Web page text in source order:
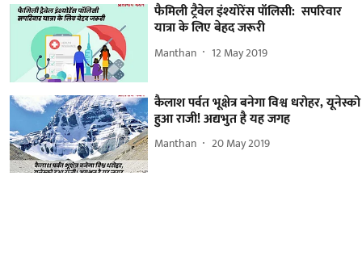
फैमिली ट्रैवेल इंश्योरेंस पॉलिसी: सपरिवार
यात्रा के लिए बेहद जरूरी
Manthan 12 May 2019
कैलाश पर्वत भूक्षेत्र बनेगा विश्व धरोहर, यूनेस्को
हुआ राजी! अद्यभुत है यह जगह
Manthan 20 May 2019